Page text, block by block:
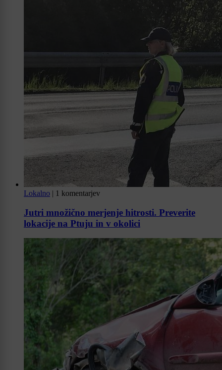
Lokalno | 1 komentarjev
Jutri množično merjenje hitrosti. Preverite
lokacije na Ptuju in v okolici